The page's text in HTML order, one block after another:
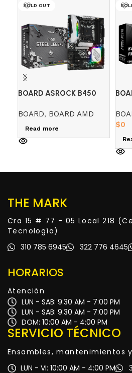
SOLD OUT
BOARD ASROCK B450
BOARD, BOARD AMD
Read more
$0
THE MARK
Cra 15 # 77 - 05 Local 218
Tecnología)
310 785 6945
322 776 4645
HORARIOS
Atención
LUN - SAB: 9:30 AM - 7:00 PM
LUN - SAB: 9:30 AM - 7:00 PM
DOM: 10:00 AM - 4:00 PM
SERVICIO TÉCNICO
Ensambles, mantenimientos
LUN - VI: 10:00 AM - 4:00 PM